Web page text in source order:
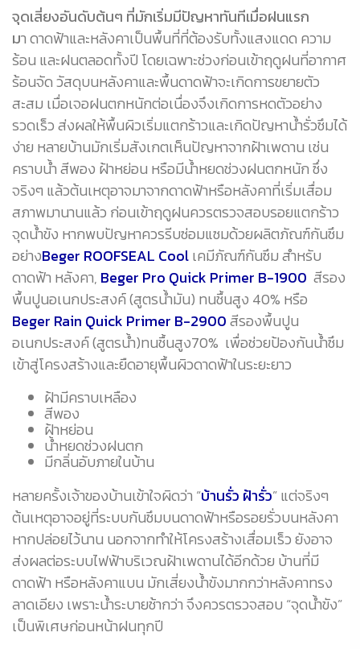
จุดเสี่ยงอันดับต้นๆ ที่มักเริ่มมีปัญหาทันทีเมื่อฝนแรก
มา ดาดฟ้าและหลังคาเป็นพื้นที่ที่ต้องรับทั้งแสงแดด ความ
ร้อน และฝนตลอดทั้งปี โดยเฉพาะช่วงก่อนเข้าฤดูฝนที่อากาศ
ร้อนจัด วัสดุบนหลังคาและพื้นดาดฟ้าจะเกิดการขยายตัว
สะสม เมื่อเจอฝนตกหนักต่อเนื่องจึงเกิดการหดตัวอย่าง
รวดเร็ว ส่งผลให้พื้นผิวเริ่มแตกร้าวและเกิดปัญหาน้ำรั่วซึมได้
ง่าย หลายบ้านมักเริ่มสังเกตเห็นปัญหาจากฝ้าเพดาน เช่น
คราบน้ำ สีพอง ฝ้าหย่อน หรือมีน้ำหยดช่วงฝนตกหนัก ซึ่ง
จริงๆ แล้วต้นเหตุอาจมาจากดาดฟ้าหรือหลังคาที่เริ่มเสื่อม
สภาพมานานแล้ว ก่อนเข้าฤดูฝนควรตรวจสอบรอยแตกร้าว
จุดน้ำขัง หากพบปัญหาควรรีบซ่อมแซมด้วยผลิตภัณฑ์กันซึม
อย่างBeger ROOFSEAL Coolเคมีภัณฑ์กันซึม สำหรับ
ดาดฟ้า หลังคา, Beger Pro Quick Primer B-1900 สีรอง
พื้นปูนอเนกประสงค์ (สูตรน้ำมัน) ทนชื้นสูง 40% หรือ
Beger Rain Quick Primer B-2900สีรองพื้นปูน
อเนกประสงค์ (สูตรน้ำ)ทนชื้นสูง70% เพื่อช่วยป้องกันน้ำซึม
เข้าสู่โครงสร้างและยืดอายุพื้นผิวดาดฟ้าในระยะยาว
ฝ้ามีคราบเหลือง
สีพอง
ฝ้าหย่อน
น้ำหยดช่วงฝนตก
มีกลิ่นอับภายในบ้าน
หลายครั้งเจ้าของบ้านเข้าใจผิดว่า “บ้านรั่ว ฝ้ารั่ว” แต่จริงๆ
ต้นเหตุอาจอยู่ที่ระบบกันซึมบนดาดฟ้าหรือรอยรั่วบนหลังคา
หากปล่อยไว้นาน นอกจากทำให้โครงสร้างเสื่อมเร็ว ยังอาจ
ส่งผลต่อระบบไฟฟ้าบริเวณฝ้าเพดานได้อีกด้วย บ้านที่มี
ดาดฟ้า หรือหลังคาแบน มักเสี่ยงน้ำขังมากกว่าหลังคาทรง
ลาดเอียง เพราะน้ำระบายช้ากว่า จึงควรตรวจสอบ “จุดน้ำขัง”
เป็นพิเศษก่อนหน้าฝนทุกปี